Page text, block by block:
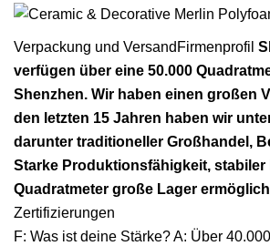
Verpackung und VersandFirmenprofil
verfügen über eine 50.000
Shenzhen. Wir haben einen großen
den letzten 15 Jahren haben wir
darunter traditioneller Großhandel,
Starke Produktionsfähigkeit,
Quadratmeter große Lager
Zertifizierungen
F: Was ist deine Stärke? A: Über